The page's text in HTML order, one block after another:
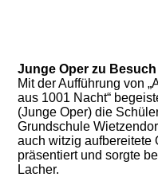
Junge Oper zu Besuch
Mit der Aufführung von
aus 1001 Nacht“
(Junge Oper) die
Grundschule
auch witzig aufbereitete
präsentiert und sorgte
Lacher.